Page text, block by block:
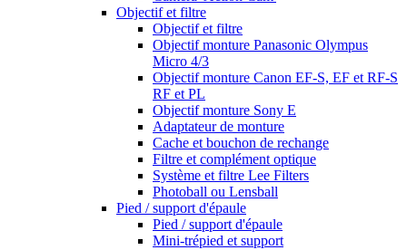
Objectif et filtre
Objectif et filtre
Objectif monture Panasonic Olympus
Micro 4/3
Objectif monture Canon EF-S, EF et RF-S
RF et PL
Objectif monture Sony E
Adaptateur de monture
Cache et bouchon de rechange
Filtre et complément optique
Système et filtre Lee Filters
Photoball ou Lensball
Pied / support d'épaule
Pied / support d'épaule
Mini-trépied et support